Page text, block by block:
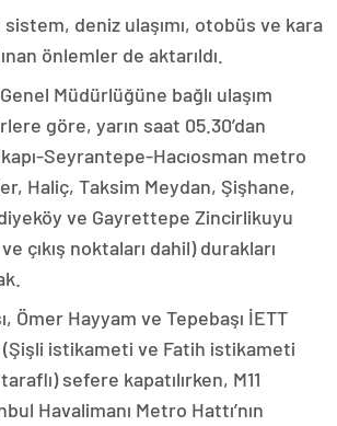
sistem, deniz ulaşımı, otobüs ve kara
önlemler de aktarıldı.
Müdürlüğüne bağlı ulaşım
göre, yarın saat 05.30’dan
Seyrantepe-Hacıosman metro
Haliç, Taksim Meydan, Şişhane,
ve Gayrettepe Zincirlikuyu
çıkış noktaları dahil) durakları
Ömer Hayyam ve Tepebaşı İETT
(Şişli istikameti ve Fatih istikameti
sefere kapatılırken, M11
Havalimanı Metro Hattı’nın